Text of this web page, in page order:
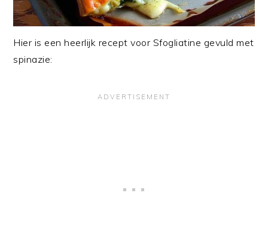
Hier is een heerlijk recept voor Sfogliatine gevuld met
spinazie: